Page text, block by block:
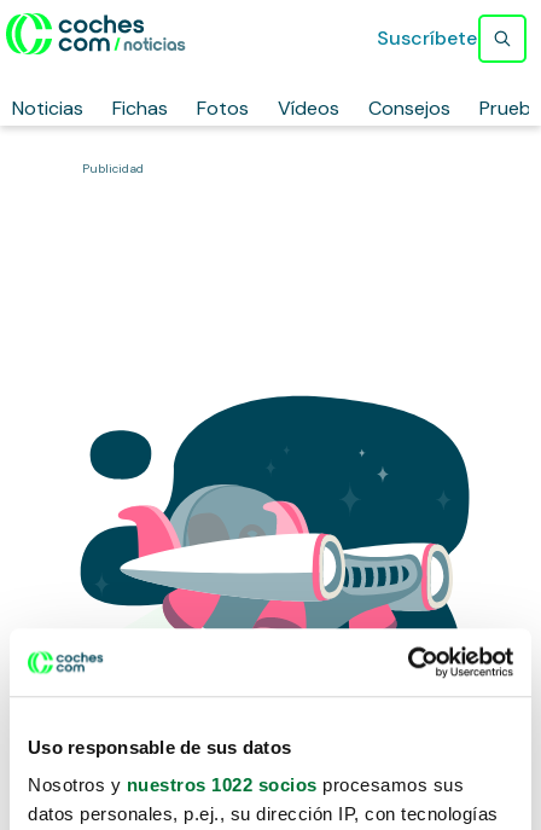
Uso responsable de sus datos
Nosotros y nuestros 1022 socios procesamos sus
datos personales, p.ej., su dirección IP, con tecnologías
Noticias Fichas Fotos Vídeos Consejos
Suscríbete
Publicidad